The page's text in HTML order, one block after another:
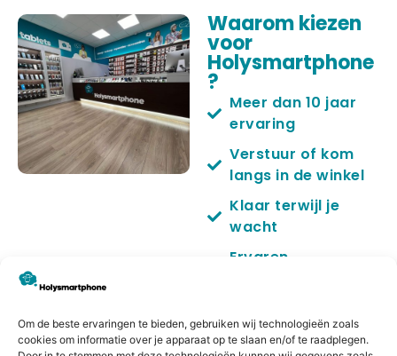
Om de beste ervaringen te bieden, gebruiken wij technologieën zoals
cookies om informatie over je apparaat op te slaan en/of te raadplegen.
Waarom kiezen
voor
Holysmartphone
?
Meer dan 10 jaar
ervaring
Verstuur of kom
langs in de winkel
Klaar terwijl je
wacht
Ervaren
onderdelen